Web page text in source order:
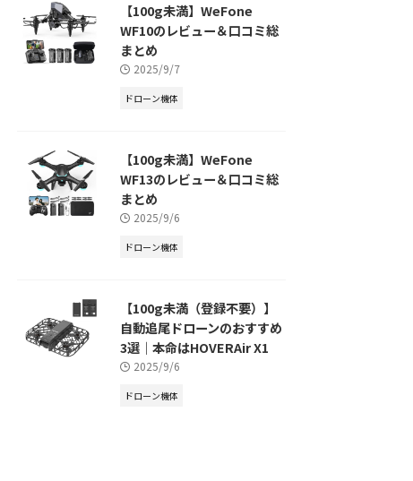
【100g未満】WeFone
WF10のレビュー＆口コミ総
まとめ
2025/9/7
ドローン機体
【100g未満】WeFone
WF13のレビュー＆口コミ総
まとめ
2025/9/6
ドローン機体
【100g未満（登録不要）】
自動追尾ドローンのおすすめ
3選｜本命はHOVERAir X1
2025/9/6
ドローン機体